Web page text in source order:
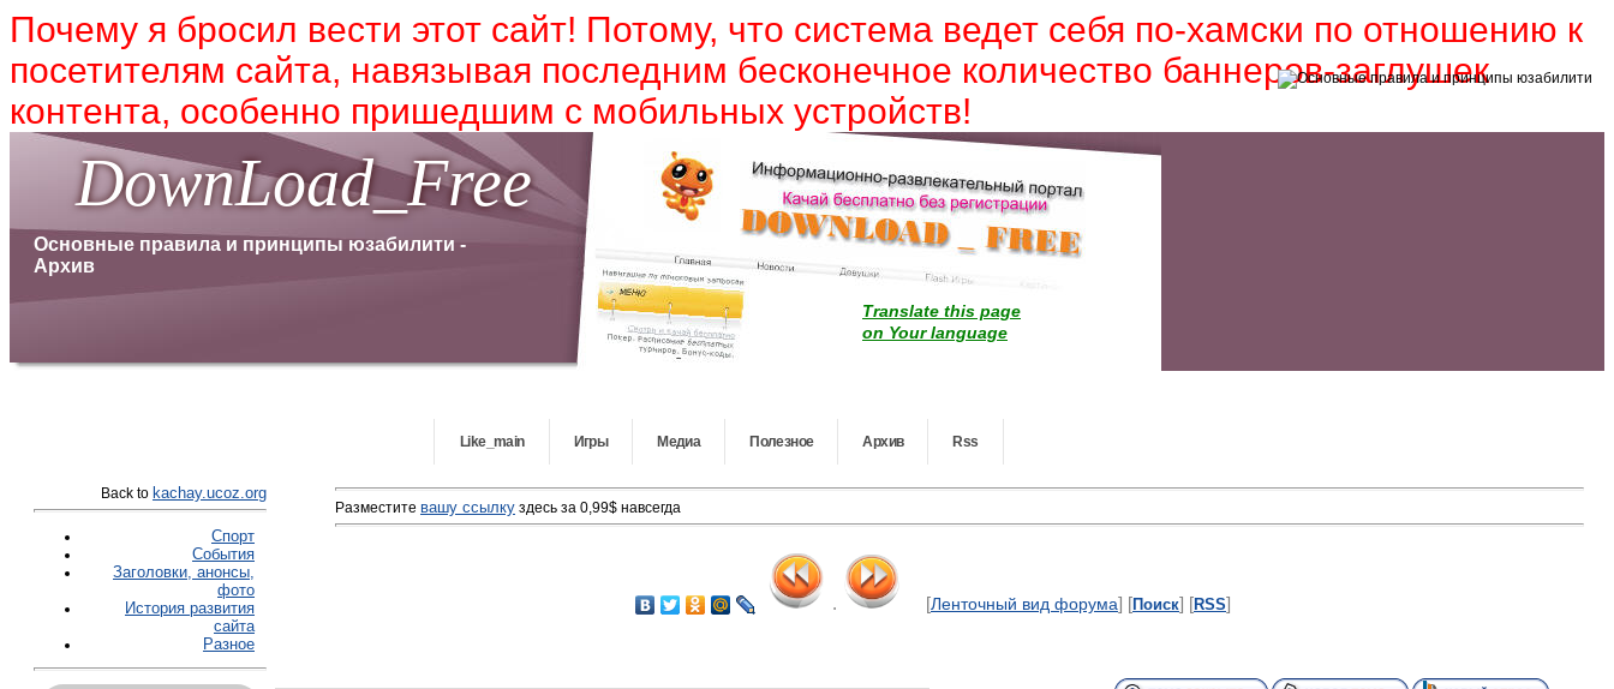
Почему я бросил вести этот сайт! Потому, что система ведет себя по-хамски по отношению к
посетителям сайта, навязывая последним бесконечное количество баннеров-заглушек
контента, особенно пришедшим с мобильных устройств!
DownLoad_Free
Основные правила и принципы юзабилити -
Архив
Translate this page
on Your language
Like_main Игры Медиа Полезное Архив Rss
Back to kachay.ucoz.org
Спорт
События
Заголовки, анонсы,
фото
История развития
сайта
Разное
Разместите вашу ссылку здесь за 0,99$ навсегда
. [Ленточный вид форума] [Поиск] [RSS]